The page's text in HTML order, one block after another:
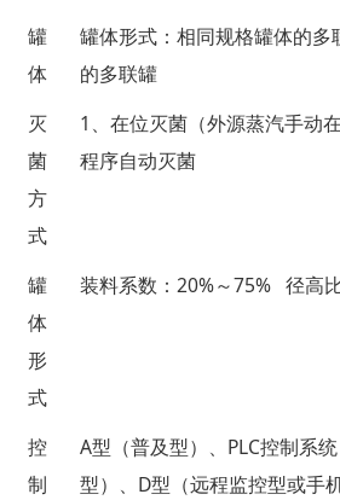
罐
体
罐体形式：相同规格罐体的多
的多联罐
灭
菌
方
式
1 、在位灭菌（外源蒸汽手动
程序自动灭菌
罐
体
形
式
装料系数： 20%～75% 径高
控
制
A型（普及型）、 PLC控制系统
型）、 D型（远程监控型或手